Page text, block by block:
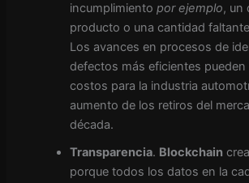
incumplimientopor ejemplo, un
producto o una cantidad
Los avances en procesos de
defectos más eficientes pueden
costos para la industria
aumento de los retiros del
década.
Transparencia. Blockchain
porque todos los datos en la